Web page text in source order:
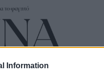
Information